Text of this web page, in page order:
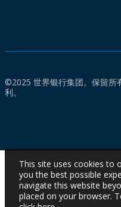
©2025 世界银行集团。保留所
利。
This site uses cookies to
you the best possible
navigate this website
placed on your browser.